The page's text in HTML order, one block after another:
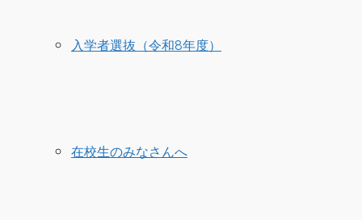
入学者選抜（令和8年度）
在校生のみなさんへ